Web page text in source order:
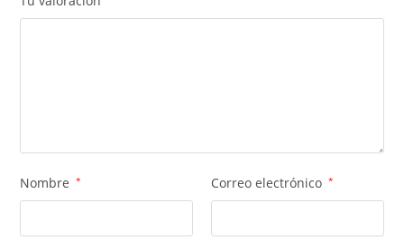
Nombre * Correo electrónico *